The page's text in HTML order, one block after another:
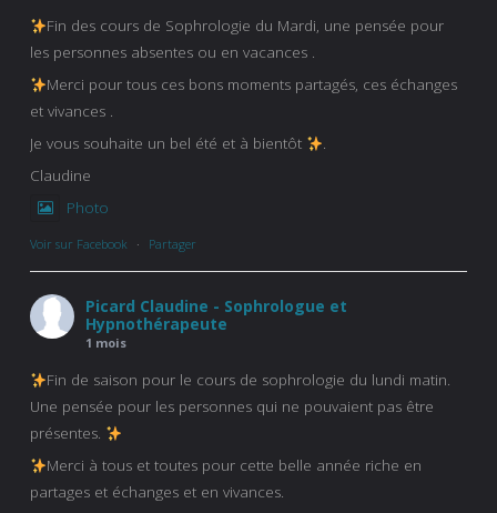
Fin des cours de Sophrologie du Mardi, une pensée pour
les personnes absentes ou en vacances .
Merci pour tous ces bons moments partagés, ces échanges
et vivances .
Je vous souhaite un bel été et à bientôt
.
Claudine
Photo
Voir sur Facebook · Partager
Picard Claudine - Sophrologue et
Hypnothérapeute
1 mois
Fin de saison pour le cours de sophrologie du lundi matin.
Une pensée pour les personnes qui ne pouvaient pas être
présentes.
Merci à tous et toutes pour cette belle année riche en
partages et échanges et en vivances.